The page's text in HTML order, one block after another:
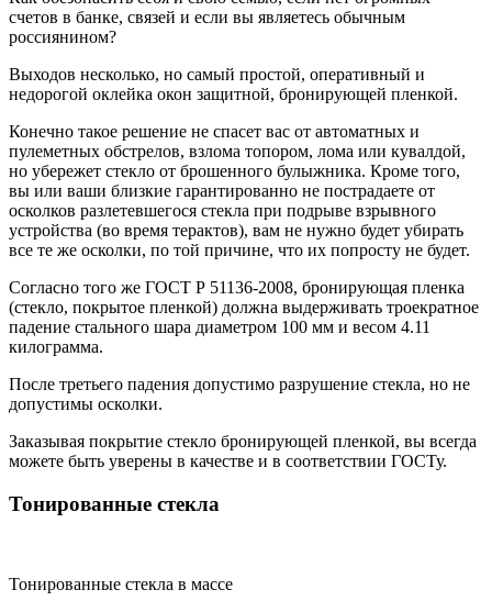
счетов в банке, связей и если вы являетесь обычным
россиянином?
Выходов несколько, но самый простой, оперативный и
недорогой оклейка окон защитной, бронирующей пленкой.
Конечно такое решение не спасет вас от автоматных и
пулеметных обстрелов, взлома топором, лома или кувалдой,
но убережет стекло от брошенного булыжника. Кроме того,
вы или ваши близкие гарантированно не пострадаете от
осколков разлетевшегося стекла при подрыве взрывного
устройства (во время терактов), вам не нужно будет убирать
все те же осколки, по той причине, что их попросту не будет.
Согласно того же ГОСТ Р 51136-2008, бронирующая пленка
(стекло, покрытое пленкой) должна выдерживать троекратное
падение стального шара диаметром 100 мм и весом 4.11
килограмма.
После третьего падения допустимо разрушение стекла, но не
допустимы осколки.
Заказывая покрытие стекло бронирующей пленкой, вы всегда
можете быть уверены в качестве и в соответствии ГОСТу.
Тонированные стекла
Тонированные стекла в массе